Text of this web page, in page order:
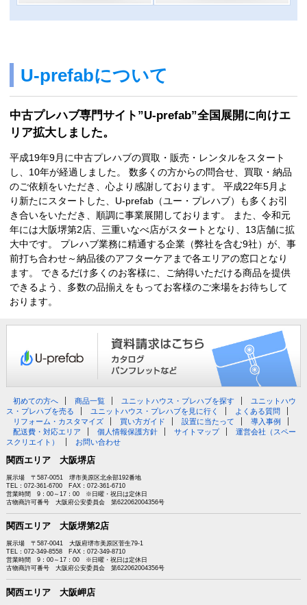
U-prefabについて
中古プレハブ専門サイト”U-prefab”全国展開に向けエ
リア拡大しました。
平成19年9月に中古プレハブの買取・販売・レンタルをスタート
し、10年が経過しました。 数多くの方からの問合せ、買取・納品
のご依頼をいただき、心より感謝しております。 平成22年5月よ
り新たにスタートした、U-prefab（ユー・プレハブ）も多くお引
き合いをいただき、順調に事業展開しております。 また、令和元
年には大阪堺第2店、三重いなべ店がスタートとなり、13店舗に拡
大中です。 プレハブ業務に精通する企業（弊社を含む9社）が、事
前打ち合わせ～納品後のアフターケアまで各エリアの窓口となり
ます。 できるだけ多くのお客様に、ご納得いただける商品を提供
できるよう、多数の品揃えをもってお客様のご来場をお待ちして
おります。
初めての方へ 商品一覧 ユニットハウス・プレハブを探す
ユニットハウ
ス・プレハブを売る
ユニットハウス・プレハブを見に行く
よくある質問
リフォーム・カスタマイズ
買い方ガイド 設置に当たって
導入事例
配送費・対応エリア
個人情報保護方針 サイトマップ
運営会社（スペー
スクリエイト）
お問い合わせ
関西エリア 大阪堺店
展示場 〒587-0051 堺市美原区北余部192番地
TEL：072-361-6700 FAX：072-361-6710
営業時間 9：00～17：00 ※日曜・祝日は定休日
古物商許可番号 大阪府公安委員会 第622062004356号
関西エリア 大阪堺第2店
展示場 〒587-0041 大阪府堺市美原区菅生79-1
TEL：072-349-8558 FAX：072-349-8710
営業時間 9：00～17：00 ※日曜・祝日は定休日
古物商許可番号 大阪府公安委員会 第622062004356号
関西エリア 大阪岬店